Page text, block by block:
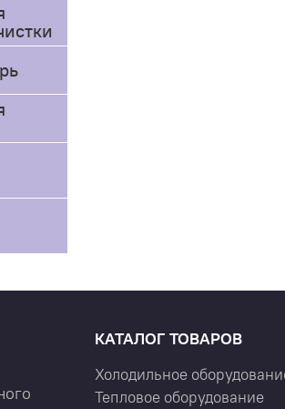
КАТАЛОГ ТОВАРОВ
Холодильное
Тепловое оборудование